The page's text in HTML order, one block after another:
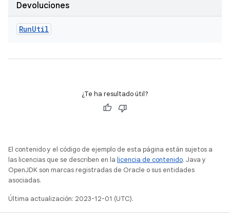
Devoluciones
RunUtil
¿Te ha resultado útil?
El contenido y el código de ejemplo de esta página están sujetos a
las licencias que se describen en la licencia de contenido. Java y
OpenJDK son marcas registradas de Oracle o sus entidades
asociadas.
Última actualización: 2023-12-01 (UTC).